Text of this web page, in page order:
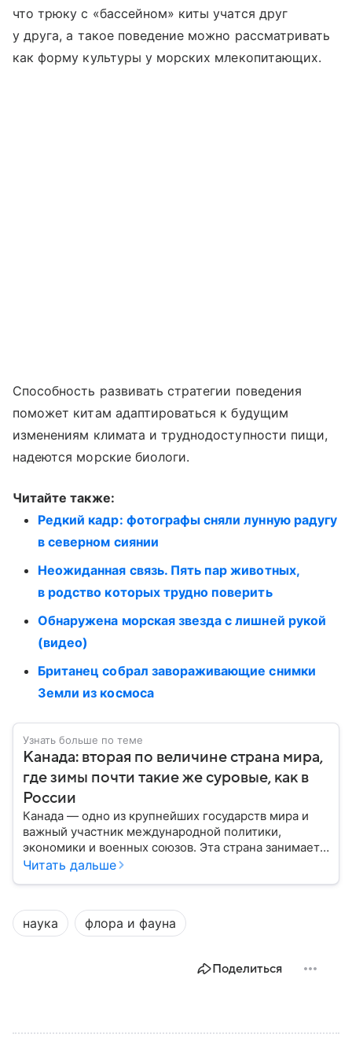
что трюку с «бассейном» киты учатся друг
у друга, а такое поведение можно рассматривать
как форму культуры у морских млекопитающих.
Способность развивать стратегии поведения
поможет китам адаптироваться к будущим
изменениям климата и труднодоступности пищи,
надеются морские биологи.
Читайте также:
Редкий кадр: фотографы сняли лунную радугу
в северном сиянии
Неожиданная связь. Пять пар животных,
в родство которых трудно поверить
Обнаружена морская звезда с лишней рукой
(видео)
Британец собрал завораживающие снимки
Земли из космоса
Узнать больше по теме
Канада: вторая по величине страна мира,
где зимы почти такие же суровые, как в
России
Канада — одно из крупнейших государств мира и
важный участник международной политики,
экономики и военных союзов. Эта страна занимает
огромную часть Северной Америки и обладает
В этом материале рассказываем, где находится
Канада на карте мира, какое там политическое
устройство и какие у страны отношения с США.
Читать дальше
наука флора и фауна
Поделиться